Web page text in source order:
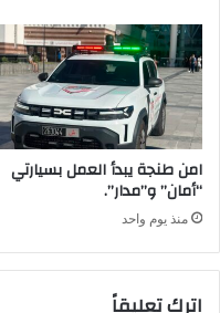
امن طنجة يبدأ العمل بسيارتي
“أمان” و”مدار”.
منذ يوم واحد
اترك تعليقاً